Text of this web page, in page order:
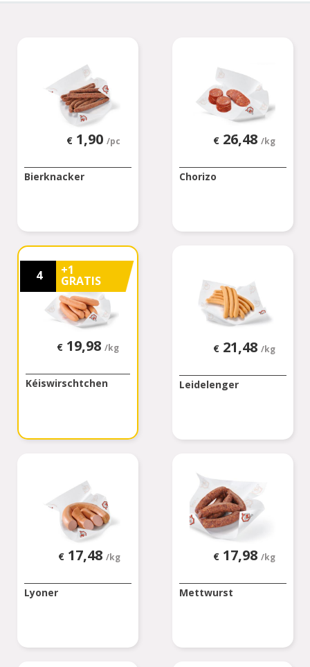
€ 1,90 /pc
Bierknacker
€ 26,48 /kg
Chorizo
4 +1
GRATIS
€ 19,98 /kg
Kéiswirschtchen
€ 21,48 /kg
Leidelenger
€ 17,48 /kg
Lyoner
€ 17,98 /kg
Mettwurst